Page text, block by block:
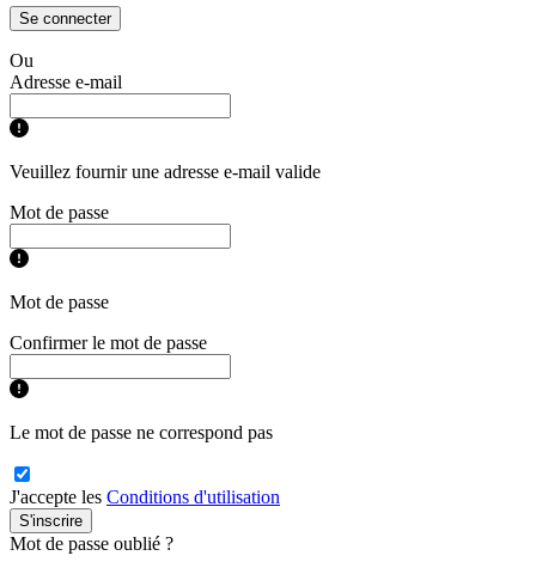
Se connecter
Ou
Adresse e-mail
Veuillez fournir une adresse e-mail valide
Mot de passe
Mot de passe
Confirmer le mot de passe
Le mot de passe ne correspond pas
J'accepte les Conditions d'utilisation
S'inscrire
Mot de passe oublié ?